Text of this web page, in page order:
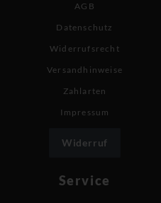
AGB
Datenschutz
Widerrufsrecht
Versandhinweise
Zahlarten
Impressum
Widerruf
Service